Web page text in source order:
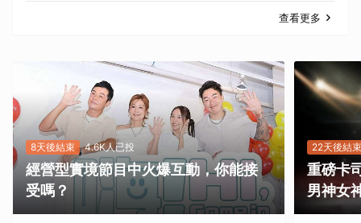
查看更多
8天後結束 4.6K人已投
經營型實境節目中火爆互動，你能接
受嗎？
22天後結束
重磅卡
男神女